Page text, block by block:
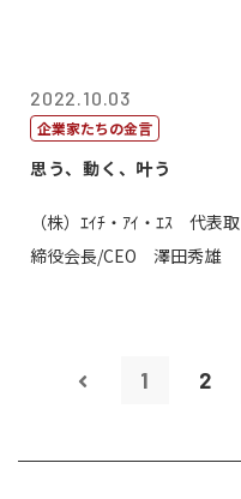
2022.10.03
企業家たちの金言
思う、動く、叶う
（株）ｴｲﾁ・ｱｲ・ｴｽ 代表取
締役会長/CEO 澤田秀雄
1 2